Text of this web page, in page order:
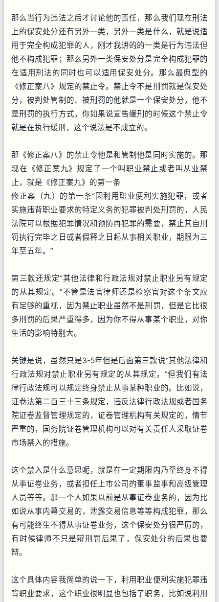
那么当行为违法之后才讨论他的责任，那么我们现在刑法
上的保安处分还有另外一类，另外一类是什么，就是说适
用于完全构成犯罪的人，刚才我讲的的一类是行为违法但
他不构成犯罪；那么另外一类保安处分是完全构成犯罪的
在适用刑法的同时也可以适用保安处分。那么最典型的
《修正案八》规定的禁止令。禁止令不是刑罚就是保安处
分，被判处管制的、被刑罚的他就是一个保安处分，他不
是刑罚的执行方式，你如果说宣告缓刑的时候这个禁止令
就是在执行缓刑，这个说法是不成立的。
那《修正案八》的禁止令他是和管制他是同时实施的。那
现在《修正案九》规定了一个叫职业禁止或者叫从业禁
止，就是《修正案九》的第一条
修正案（九）的第一条“因利用职业便利实施犯罪，或者
实施违背职业要求的特定义务的犯罪被判处刑罚的，人民
法院可以根据犯罪情况和预防再犯罪的需要，禁止其自刑
罚执行完毕之日或者假释之日起从事相关职业，期限为三
年至五年。”
第三款还规定“其他法律和行政法规对禁止职业另有规定
的从其规定。”不管是法官律师还是检察官对这个条文应
有足够的重视，因为禁止职业虽然不是刑罚，但是它比很
多刑罚的后果严重得多，因为你不得从事某个职业，对你
生活的影响特别大。
关键是说，虽然只是3-5年但是后面第三款说“其他法律和
行政法规对禁止职业另有规定的从其规定。”但我们有法
律行政法规可以规定终身禁止从事某种职业的。比如说，
证卷法第二百三十三条规定，违反法律行政法规或者国务
院证卷监督管理规定的，证卷管理机构有关规定的，情节
严重的，国务院证卷管理机构可以对有关责任人采取证卷
市场禁入的措施。
这个禁入是什么意思呢，就是在一定期限内乃至终身不得
从事证卷业务，或者担任上市公司的董事监事和高级管理
人员等等。那一个人如果以前是从事证卷业务的，因为比
如说从事内幕交易的，泄露交易信息等等构成犯罪，那么
有可能终生不得从事证卷业务，这个保安处分很严厉的，
有时候律师不只是辩刑罚后果了，保安处分的后果也要
辩。
这个具体内容我简单的说一下，利用职业便利实施犯罪违
背职业要求，这个职业很明显也包括了职务，比如说利用